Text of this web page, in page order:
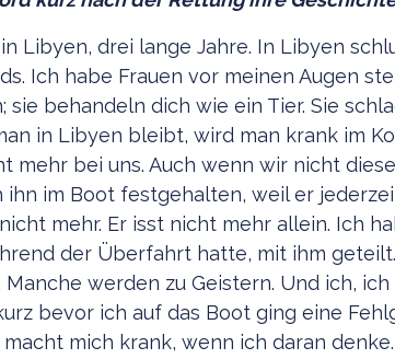
Libyen, drei lange Jahre. In Libyen
Ich habe Frauen vor meinen Augen
sie behandeln dich wie ein Tier. Sie
in Libyen bleibt, wird man krank im
mehr bei uns. Auch wenn wir nicht
ihn im Boot festgehalten, weil er
mehr. Er isst nicht mehr allein. Ich
der Überfahrt hatte, mit ihm
werden zu Geistern. Und ich,
bevor ich auf das Boot ging eine
mich krank, wenn ich daran